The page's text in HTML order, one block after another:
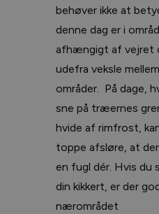
behøver ikke at
denne dag er i
afhængigt af vejret
udefra veksle
områder. På dage,
sne på træernes
hvide af rimfrost,
toppe afsløre, at
en fugl dér. Hvis du
din kikkert, er der
nærområdet